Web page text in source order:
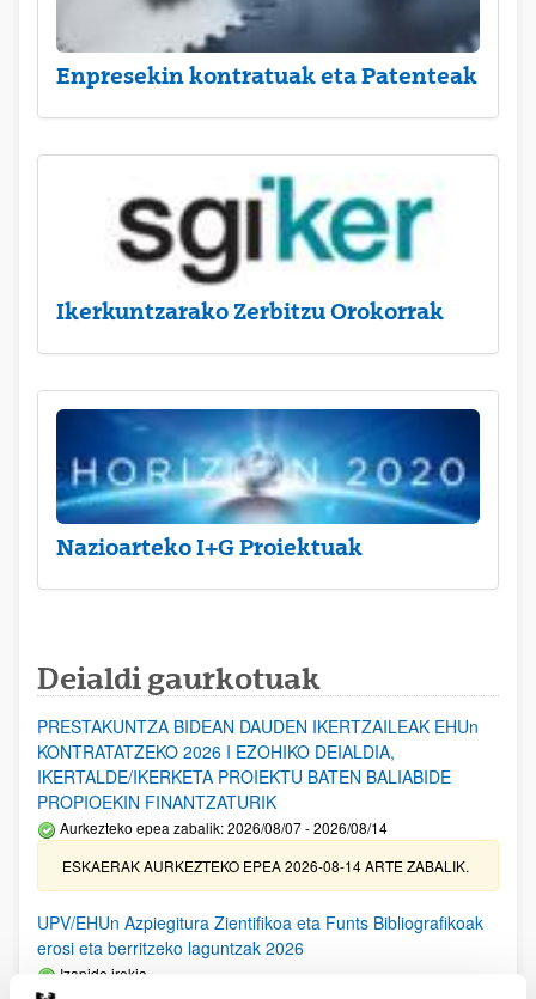
Enpresekin kontratuak eta Patenteak
Ikerkuntzarako Zerbitzu Orokorrak
Nazioarteko I+G Proiektuak
Deialdi gaurkotuak
PRESTAKUNTZA BIDEAN DAUDEN IKERTZAILEAK EHUn
KONTRATATZEKO 2026 I EZOHIKO DEIALDIA,
IKERTALDE/IKERKETA PROIEKTU BATEN BALIABIDE
PROPIOEKIN FINANTZATURIK
Aurkezteko epea zabalik: 2026/08/07 - 2026/08/14
ESKAERAK AURKEZTEKO EPEA 2026-08-14 ARTE ZABALIK.
UPV/EHUn Azpiegitura Zientifikoa eta Funts Bibliografikoak
erosi eta berritzeko laguntzak 2026
Izapide irekia